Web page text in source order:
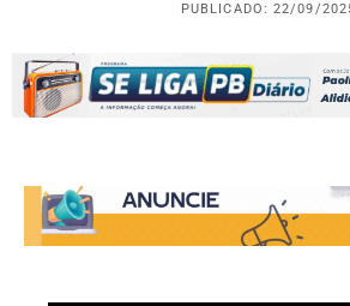
PUBLICADO: 22/09/